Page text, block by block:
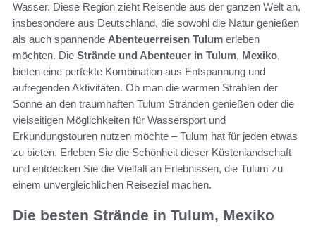
Wasser. Diese Region zieht Reisende aus der ganzen Welt an,
insbesondere aus Deutschland, die sowohl die Natur genießen
als auch spannende Abenteuerreisen Tulum erleben
möchten. Die Strände und Abenteuer in Tulum, Mexiko,
bieten eine perfekte Kombination aus Entspannung und
aufregenden Aktivitäten. Ob man die warmen Strahlen der
Sonne an den traumhaften Tulum Stränden genießen oder die
vielseitigen Möglichkeiten für Wassersport und
Erkundungstouren nutzen möchte – Tulum hat für jeden etwas
zu bieten. Erleben Sie die Schönheit dieser Küstenlandschaft
und entdecken Sie die Vielfalt an Erlebnissen, die Tulum zu
einem unvergleichlichen Reiseziel machen.
Die besten Strände in Tulum, Mexiko